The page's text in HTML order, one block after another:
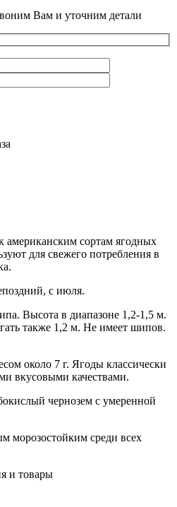
Вам и уточним детали
американским сортам ягодных
для свежего потребления в
с июля.
Высота в диапазоне 1,2-1,5 м.
также 1,2 м. Не имеет шипов.
около 7 г. Ягоды классически
вкусовыми качествами.
чернозем с умеренной
морозостойким среди всех
и товары